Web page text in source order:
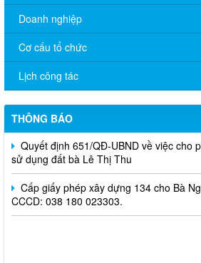
Doanh nghiệp
Cơ cấu tổ chức
Lịch công tác
THÔNG BÁO
Trảng Bom
036 067 012 608.
Quyết định 651/QĐ-UBND về việc cho
sử dụng đất bà Lê Thị Thu
Cấp giấy phép xây dựng 134 cho Bà
CCCD: 038 180 023303.